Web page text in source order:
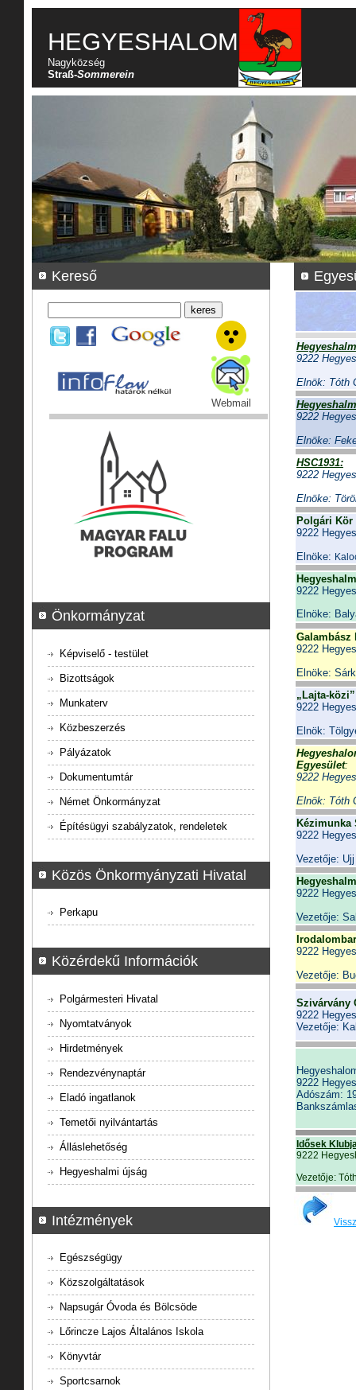
HEGYESHALOM
Nagyközség
Straß-Sommerein
9222
Elnök: Tóth
9222
Elnöke:
HSC1931:
9222
Elnöke:
Polgári Kör
9222
Elnöke:
9222
Elnöke:
Galambász
9222
Elnöke:
„Lajta-
9222
Elnök:
Egyesület:
9222
Elnök: Tóth
Kézimunka
9222
Vezetője:
9222
Vezetője:
9222
Vezetője:
Szivárvány
9222
Vezetője:
9222
Adószám:
Idősek
9222
Vezetője:
Kereső
Webmail
Önkormányzat
Képviselő - testület
Bizottságok
Munkaterv
Közbeszerzés
Pályázatok
Dokumentumtár
Német Önkormányzat
Építésügyi szabályzatok, rendeletek
Közös Önkormyányzati Hivatal
Perkapu
Közérdekű Információk
Polgármesteri Hivatal
Nyomtatványok
Hirdetmények
Rendezvénynaptár
Eladó ingatlanok
Temetői nyilvántartás
Álláslehetőség
Hegyeshalmi újság
Intézmények
Egészségügy
Közszolgáltatások
Napsugár Óvoda és Bölcsöde
Lőrincze Lajos Általános Iskola
Könyvtár
Sportcsarnok